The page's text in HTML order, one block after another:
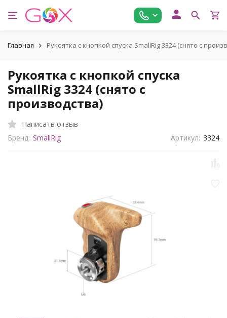
Главная Рукоятка с кнопкой спуска SmallRig 3324 (снято с
Рукоятка с кнопкой спуска
SmallRig 3324 (снято с
производства)
Написать отзыв
Бренд: SmallRig Артикул: 3324